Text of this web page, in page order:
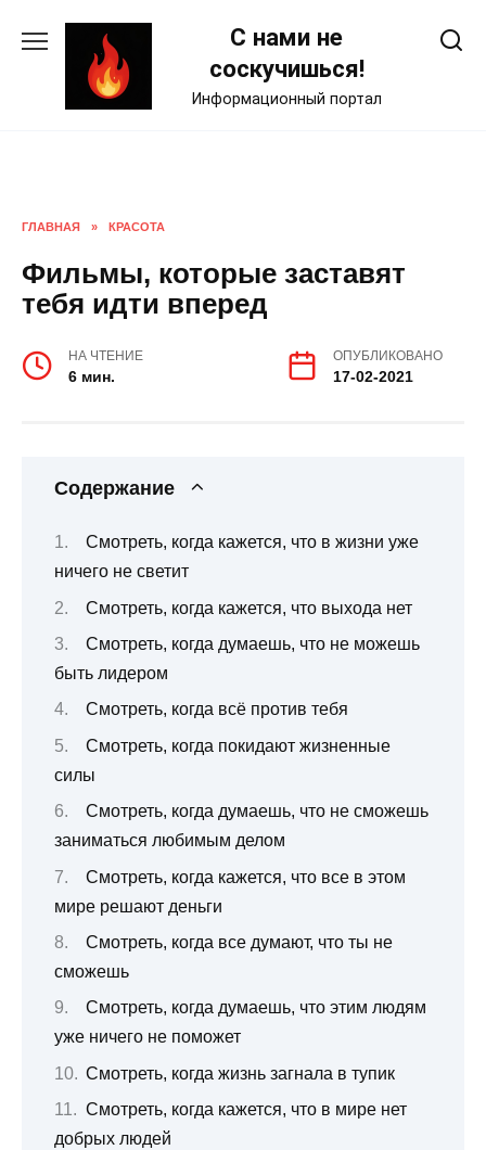
С нами не
соскучишься!
Информационный портал
ГЛАВНАЯ » КРАСОТА
Фильмы, которые заставят
тебя идти вперед
НА ЧТЕНИЕ
6 мин.
ОПУБЛИКОВАНО
17-02-2021
Содержание
Смотреть, когда кажется, что в жизни уже
ничего не светит
Смотреть, когда кажется, что выхода нет
Смотреть, когда думаешь, что не можешь
быть лидером
Смотреть, когда всё против тебя
Смотреть, когда покидают жизненные
силы
Смотреть, когда думаешь, что не сможешь
заниматься любимым делом
Смотреть, когда кажется, что все в этом
мире решают деньги
Смотреть, когда все думают, что ты не
сможешь
Смотреть, когда думаешь, что этим людям
уже ничего не поможет
Смотреть, когда жизнь загнала в тупик
Смотреть, когда кажется, что в мире нет
добрых людей